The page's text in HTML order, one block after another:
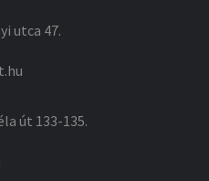
utca 47.
út 133-135.